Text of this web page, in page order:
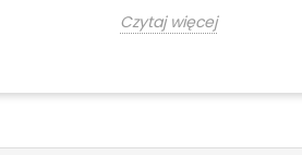
Czytaj więcej